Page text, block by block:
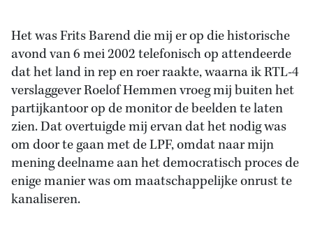
Het was Frits Barend die mij er op die historische
avond van 6 mei 2002 telefonisch op attendeerde
dat het land in rep en roer raakte, waarna ik RTL-4
verslaggever Roelof Hemmen vroeg mij buiten het
partijkantoor op de monitor de beelden te laten
zien. Dat overtuigde mij ervan dat het nodig was
om door te gaan met de LPF, omdat naar mijn
mening deelname aan het democratisch proces de
enige manier was om maatschappelijke onrust te
kanaliseren.